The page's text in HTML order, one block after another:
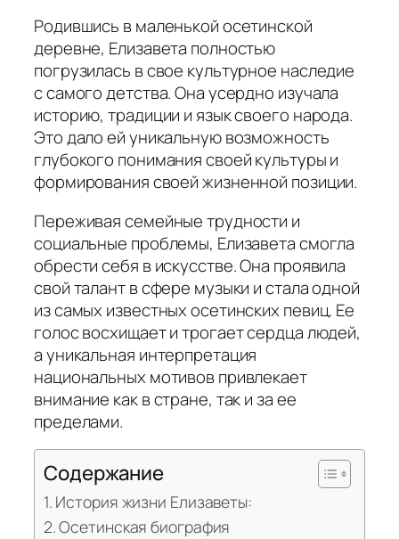
Родившись в маленькой осетинской
деревне, Елизавета полностью
погрузилась в свое культурное наследие
с самого детства. Она усердно изучала
историю, традиции и язык своего народа.
Это дало ей уникальную возможность
глубокого понимания своей культуры и
формирования своей жизненной позиции.
Переживая семейные трудности и
социальные проблемы, Елизавета смогла
обрести себя в искусстве. Она проявила
свой талант в сфере музыки и стала одной
из самых известных осетинских певиц. Ее
голос восхищает и трогает сердца людей,
а уникальная интерпретация
национальных мотивов привлекает
внимание как в стране, так и за ее
пределами.
Содержание
История жизни Елизаветы:
Осетинская биография